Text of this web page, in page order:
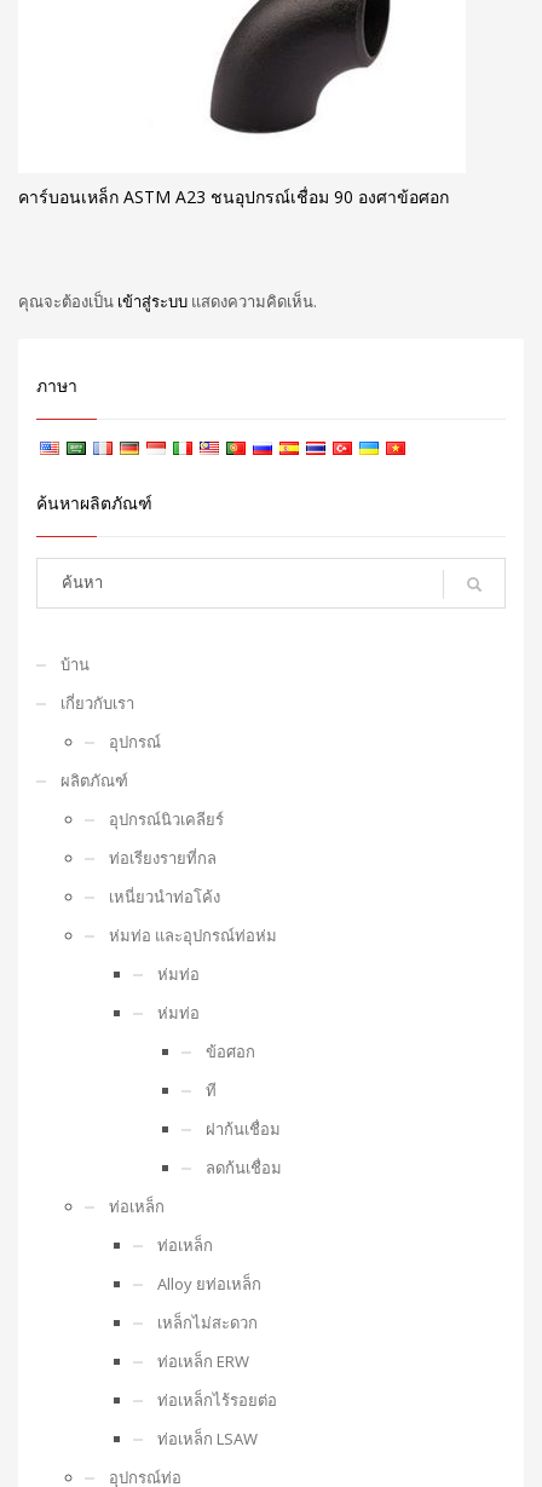
คาร์บอนเหล็ก ASTM A23 ชนอุปกรณ์เชื่อม 90 องศาข้อศอก
คุณจะต้องเป็น เข้าสู่ระบบ แสดงความคิดเห็น.
ภาษา
ค้นหาผลิตภัณฑ์
บ้าน
เกี่ยวกับเรา
อุปกรณ์
ผลิตภัณฑ์
อุปกรณ์นิวเคลียร์
ท่อเรียงรายที่กล
เหนี่ยวนำท่อโค้ง
ห่มท่อ และอุปกรณ์ท่อห่ม
ห่มท่อ
ห่มท่อ
ข้อศอก
ที
ฝาก้นเชื่อม
ลดก้นเชื่อม
ท่อเหล็ก
ท่อเหล็ก
Alloy ยท่อเหล็ก
เหล็กไม่สะดวก
ท่อเหล็ก ERW
ท่อเหล็กไร้รอยต่อ
ท่อเหล็ก LSAW
อุปกรณ์ท่อ